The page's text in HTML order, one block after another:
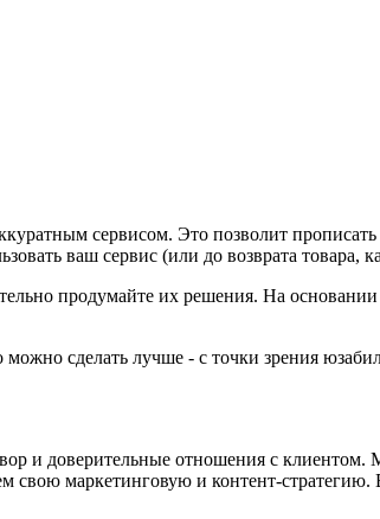
сервисом. Это позволит
ваш сервис (или до возврата товара,
продумайте их решения. На
сделать лучше - с точки зрения
и доверительные отношения с
маркетинговую и контент-стратегию.